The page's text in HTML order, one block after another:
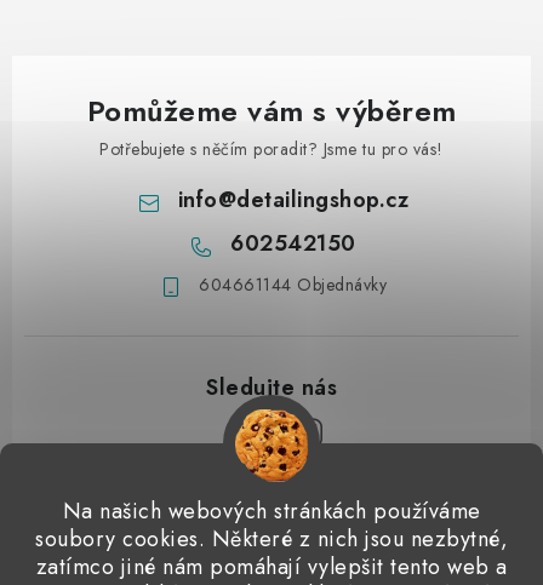
Na našich webových stránkách používáme
soubory cookies. Některé z nich jsou nezbytné,
zatímco jiné nám pomáhají vylepšit tento web a
Pomůžeme vám s výběrem
Potřebujete s něčím poradit? Jsme tu pro vás!
info@detailingshop.cz
602542150
604661144 Objednávky
Přijímáme online platby